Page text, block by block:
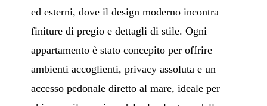
ed esterni, dove il design moderno incontra
finiture di pregio e dettagli di stile. Ogni
appartamento è stato concepito per offrire
ambienti accoglienti, privacy assoluta e un
accesso pedonale diretto al mare, ideale per